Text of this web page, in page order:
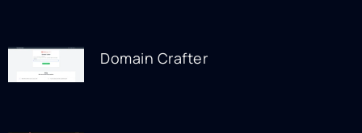
Domain Crafter